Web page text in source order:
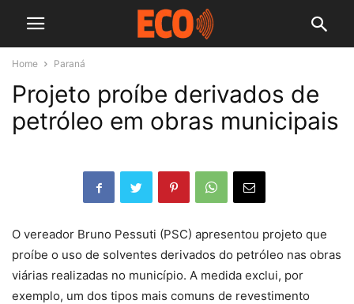
Home Paraná
Projeto proíbe derivados de
petróleo em obras municipais
O vereador Bruno Pessuti (PSC) apresentou projeto que
proíbe o uso de solventes derivados do petróleo nas obras
viárias realizadas no município. A medida exclui, por
exemplo, um dos tipos mais comuns de revestimento